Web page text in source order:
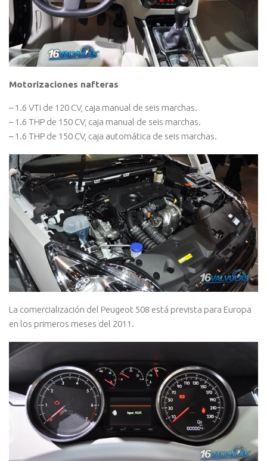
Motorizaciones nafteras
– 1.6 VTi de 120 CV, caja manual de seis marchas.
– 1.6 THP de 150 CV, caja manual de seis marchas.
– 1.6 THP de 150 CV, caja automática de seis marchas.
La comercialización del Peugeot 508 está prevista para Europa
en los primeros meses del 2011.